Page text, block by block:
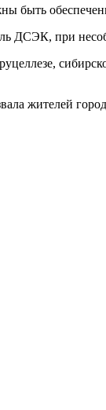
быть
ДСЭК, при
жителей